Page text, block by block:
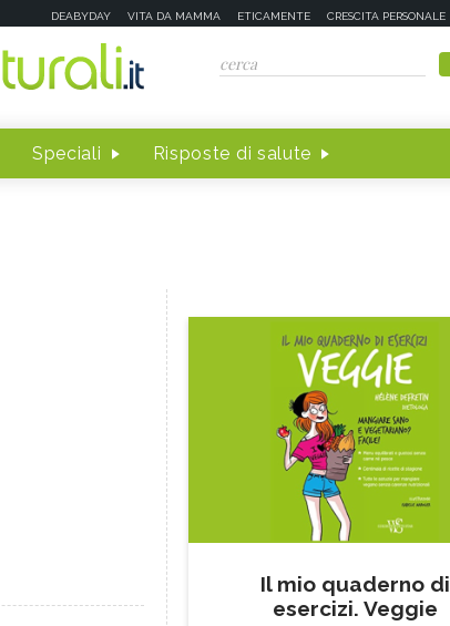
DEABYDAY VITA DA MAMMA ETICAMENTE CRESCITA PERSONALE
Speciali Risposte di salute
Il mio quaderno di
esercizi. Veggie